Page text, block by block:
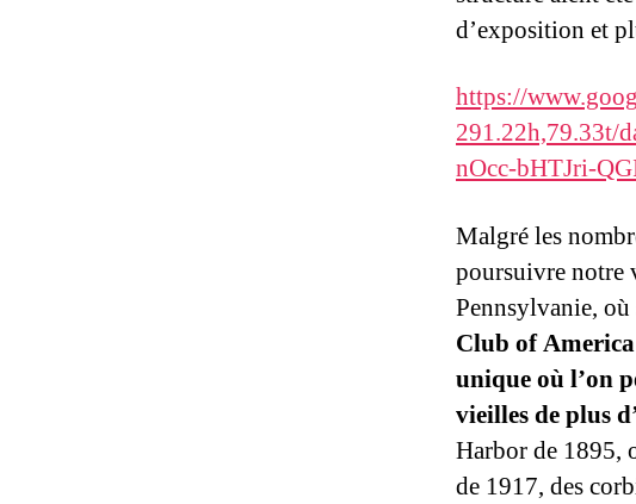
d’exposition et
https://
291.22h,79.33t/
nOcc-bHTJri-
Malgré les
poursuivre notre
Pennsylvanie, où
Club of America
unique où l’on
vieilles de plus
Harbor de 1895,
de 1917, des